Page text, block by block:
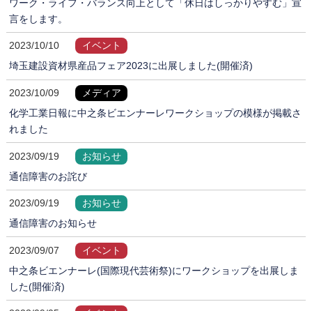
ワーク・ライフ・バランス向上として「休日はしっかりやすむ」宣
言をします。
2023/10/10
イベント
埼玉建設資材県産品フェア2023に出展しました(開催済)
2023/10/09
メディア
化学工業日報に中之条ビエンナーレワークショップの模様が掲載さ
れました
2023/09/19
お知らせ
通信障害のお詫び
2023/09/19
お知らせ
通信障害のお知らせ
2023/09/07
イベント
中之条ビエンナーレ(国際現代芸術祭)にワークショップを出展しま
した(開催済)